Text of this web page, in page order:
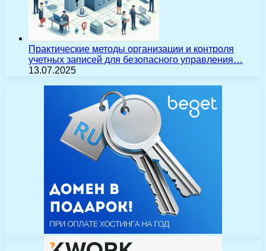
Практические методы организации и контроля
учетных записей для безопасного управления…
13.07.2025